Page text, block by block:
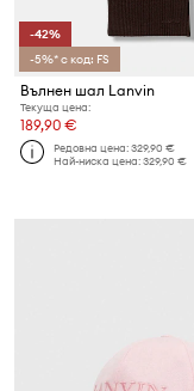
-42%
-5%* с код: FS
Вълнен шал Lanvin
Текуща цена:
189,90 €
Редовна цена:329,90 €
Най-ниска цена:329,90 €